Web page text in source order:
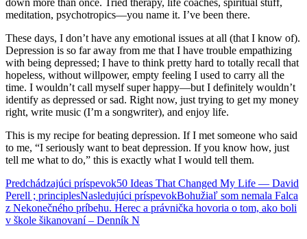
meditation, psychotropics—you name it. I’ve been there.
These days, I don’t have any emotional issues at all (that I know of).
Depression is so far away from me that I have trouble empathizing
with being depressed; I have to think pretty hard to totally recall that
hopeless, without willpower, empty feeling I used to carry all the
time. I wouldn’t call myself super happy—but I definitely wouldn’t
identify as depressed or sad. Right now, just trying to get my money
right, write music (I’m a songwriter), and enjoy life.
This is my recipe for beating depression. If I met someone who said
to me, “I seriously want to beat depression. If you know how, just
tell me what to do,” this is exactly what I would tell them.
Navigácia
článkami
Predchádzajúci príspevok50 Ideas That Changed My Life — David
Perell ; principlesNasledujúci príspevokBohužiaľ som nemala Falca
z Nekonečného príbehu. Herec a právnička hovoria o tom, ako boli
v škole šikanovaní – Denník N